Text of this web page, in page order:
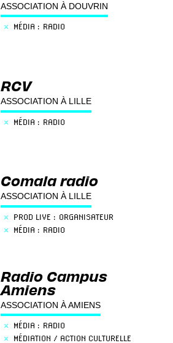
ASSOCIATION À DOUVRIN
× MÉDIA : RADIO
RCV
ASSOCIATION À LILLE
× MÉDIA : RADIO
Comala radio
ASSOCIATION À LILLE
× PROD LIVE : ORGANISATEUR
× MÉDIA : RADIO
Radio Campus
Amiens
ASSOCIATION À AMIENS
× MÉDIA : RADIO
× MÉDIATION / ACTION CULTURELLE